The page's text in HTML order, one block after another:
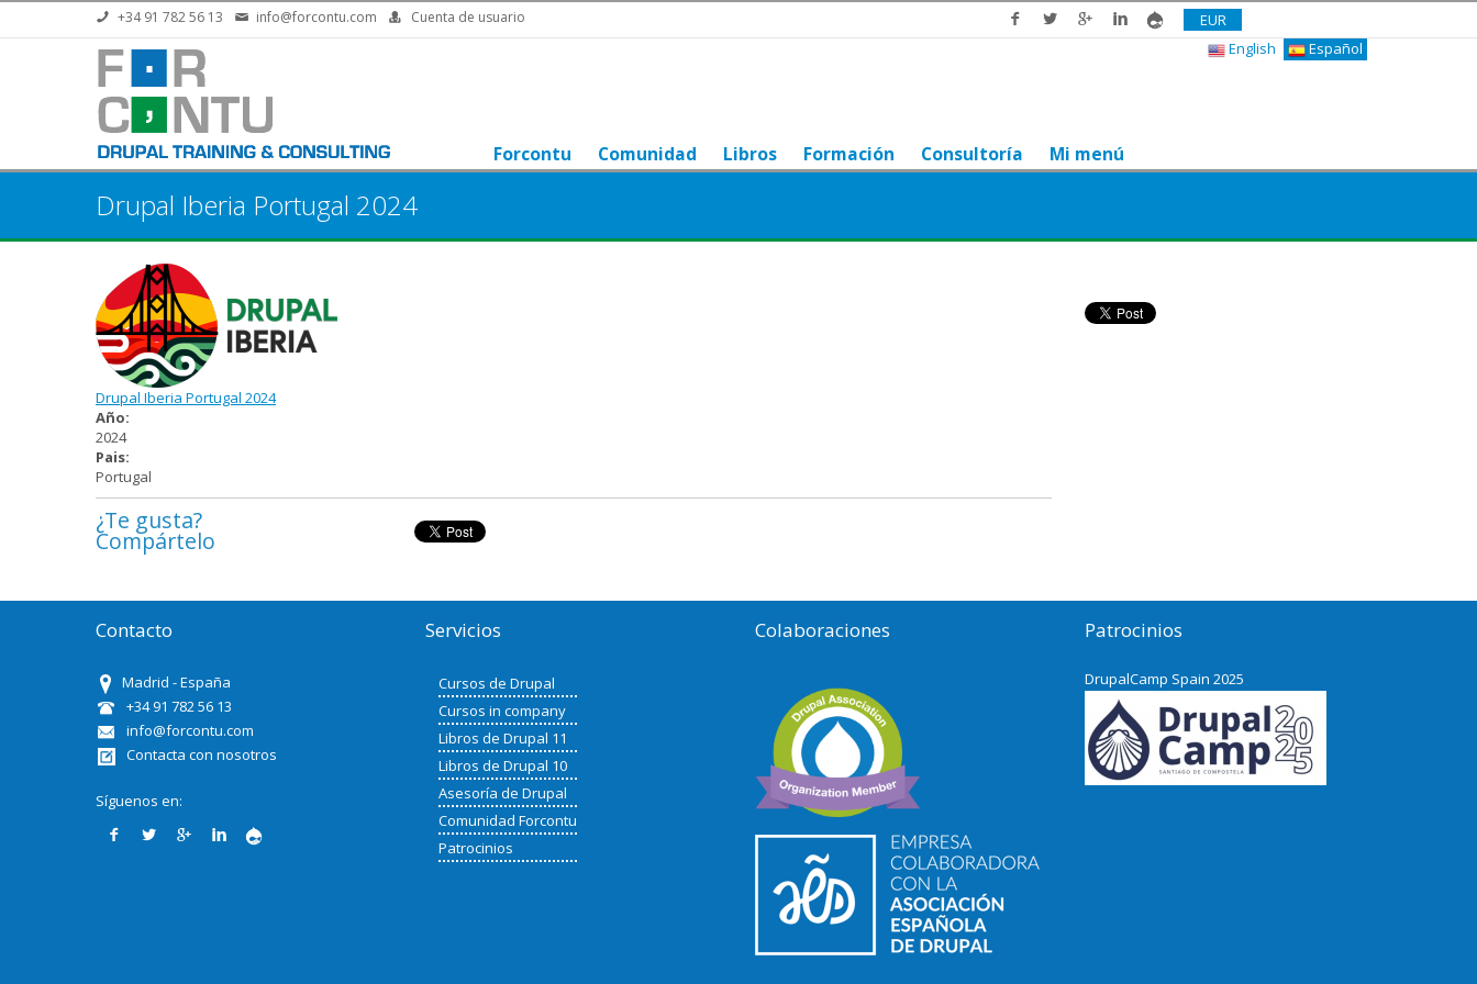
Pasar al contenido principal
+34 91 782 56 13 info@forcontu.com Cuenta de usuario
EUR
English
Español
Forcontu Comunidad Libros Formación Consultoría Mi menú
Drupal Iberia Portugal 2024
Drupal Iberia Portugal 2024
Año:
2024
Pais:
Portugal
¿Te gusta?
Compártelo
Contacto
Madrid - España
+34 91 782 56 13
info@forcontu.com
Contacta con nosotros
Síguenos en:
Servicios
Cursos de Drupal
Cursos in company
Libros de Drupal 11
Libros de Drupal 10
Asesoría de Drupal
Comunidad Forcontu
Patrocinios
Colaboraciones Patrocinios
DrupalCamp Spain 2025